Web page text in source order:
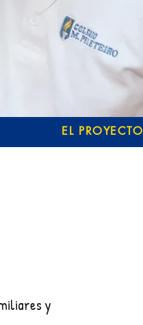
EL PROYECTO
y